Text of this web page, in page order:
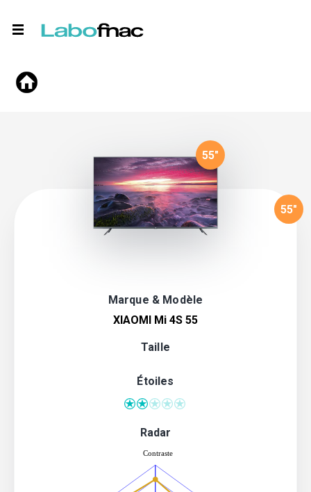
Marque & Modèle
55"
XIAOMI Mi 4S 55
Taille
55"
Étoiles
Radar